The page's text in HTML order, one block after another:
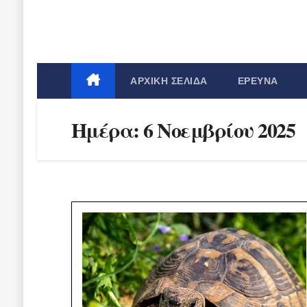
ΑΡΧΙΚΉ ΣΕΛΊΔΑ ΈΡΕΥΝΑ
Ημέρα:6 Νοεμβρίου 2025